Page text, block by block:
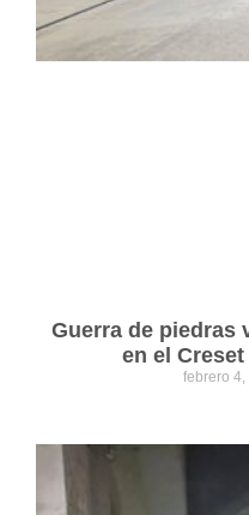
Guerra de piedras
en el
febrero 4,